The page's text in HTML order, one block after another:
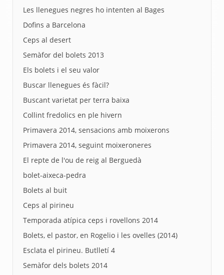
Les llenegues negres ho intenten al Bages
Dofins a Barcelona
Ceps al desert
Semàfor del bolets 2013
Els bolets i el seu valor
Buscar llenegues és fàcil?
Buscant varietat per terra baixa
Collint fredolics en ple hivern
Primavera 2014, sensacions amb moixerons
Primavera 2014, seguint moixeroneres
El repte de l'ou de reig al Berguedà
bolet-aixeca-pedra
Bolets al buit
Ceps al pirineu
Temporada atípica ceps i rovellons 2014
Bolets, el pastor, en Rogelio i les ovelles (2014)
Esclata el pirineu. Butlletí 4
Semàfor dels bolets 2014